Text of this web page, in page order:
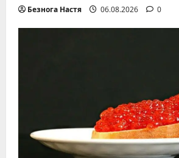
Безнога Настя 06.08.2026 0